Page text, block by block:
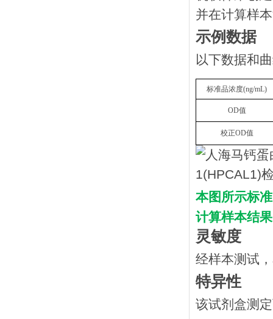
并在计算样
示例数据
以下数据和
标准品浓度(ng/mL)
OD值
校正OD值
本图所示标
计算样本结果
灵敏度
经样本测试
特异性
该试剂盒测